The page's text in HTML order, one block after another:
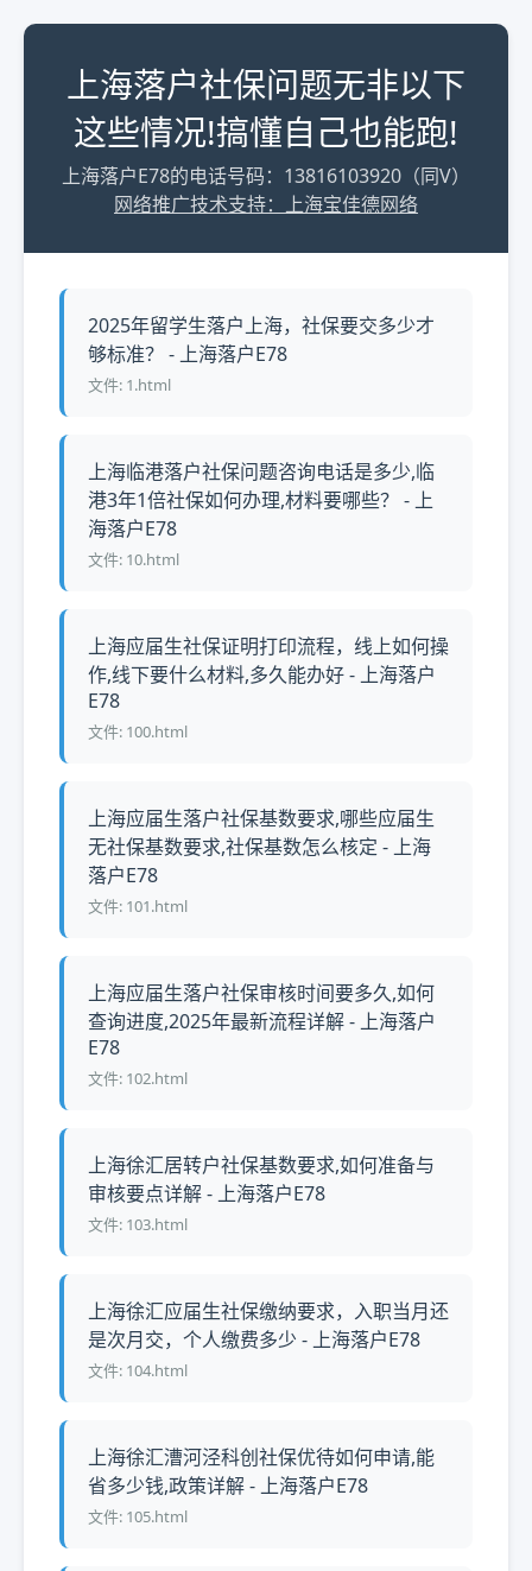
上海落户社保问题无非以下
这些情况!搞懂自己也能跑!
上海落户E78的电话号码：13816103920（同V）
网络推广技术支持：上海宝佳德网络
2025年留学生落户上海，社保要交多少才
够标准？ - 上海落户E78
文件: 1.html
上海临港落户社保问题咨询电话是多少,临
港3年1倍社保如何办理,材料要哪些？ - 上
海落户E78
文件: 10.html
上海应届生社保证明打印流程，线上如何操
作,线下要什么材料,多久能办好 - 上海落户
E78
文件: 100.html
上海应届生落户社保基数要求,哪些应届生
无社保基数要求,社保基数怎么核定 - 上海
落户E78
文件: 101.html
上海应届生落户社保审核时间要多久,如何
查询进度,2025年最新流程详解 - 上海落户
E78
文件: 102.html
上海徐汇居转户社保基数要求,如何准备与
审核要点详解 - 上海落户E78
文件: 103.html
上海徐汇应届生社保缴纳要求，入职当月还
是次月交，个人缴费多少 - 上海落户E78
文件: 104.html
上海徐汇漕河泾科创社保优待如何申请,能
省多少钱,政策详解 - 上海落户E78
文件: 105.html